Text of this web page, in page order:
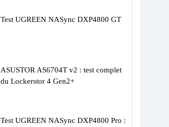
Test UGREEN NASync DXP4800 GT
ASUSTOR AS6704T v2 : test complet
du Lockerstor 4 Gen2+
Test UGREEN NASync DXP4800 Pro :